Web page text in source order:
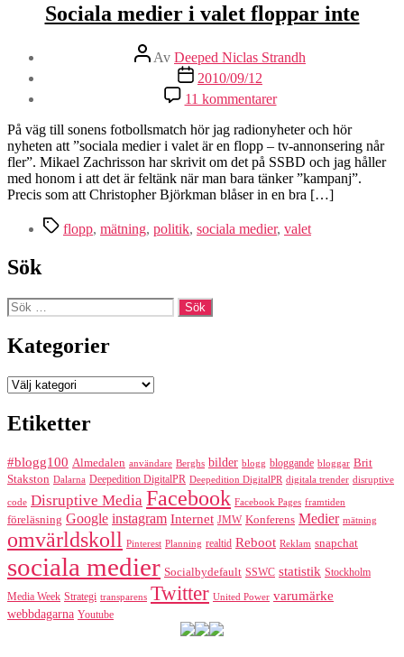
Sociala medier i valet floppar inte
Inläggsförfattare
Av Deeped Niclas Strandh
Inläggsdatum
2010/09/12
11 kommentarertill
Sociala
medier
i
valet
floppar
inte
På väg till sonens fotbollsmatch hör jag radionyheter och hör
nyheten att ”sociala medier i valet är en flopp – tv-annonsering når
fler”. Mikael Zachrisson har skrivit om det på SSBD och jag håller
med honom i att det är feltänk när man bara tänker ”kampanj”.
Precis som att Christopher Björkman blåser in en bra […]
Etiketter
flopp, mätning, politik, sociala medier, valet
Sök
Sök
efter:
Kategorier
Kategorier
Etiketter
#blogg100 Almedalen användare Berghs bilder blogg bloggande bloggar Brit
Stakston Dalarna Deepedition DigitalPR Deepedition DigitalPR digitala trender disruptive
code Disruptive Media Facebook Facebook Pages framtiden
föreläsning Google instagram Internet JMW Konferens Medier mätning
omvärldskoll Pinterest Planning realtid Reboot Reklam snapchat
sociala medier Socialbydefault SSWC statistik Stockholm
Media Week Strategi transparens Twitter United Power varumärke
webbdagarna Youtube